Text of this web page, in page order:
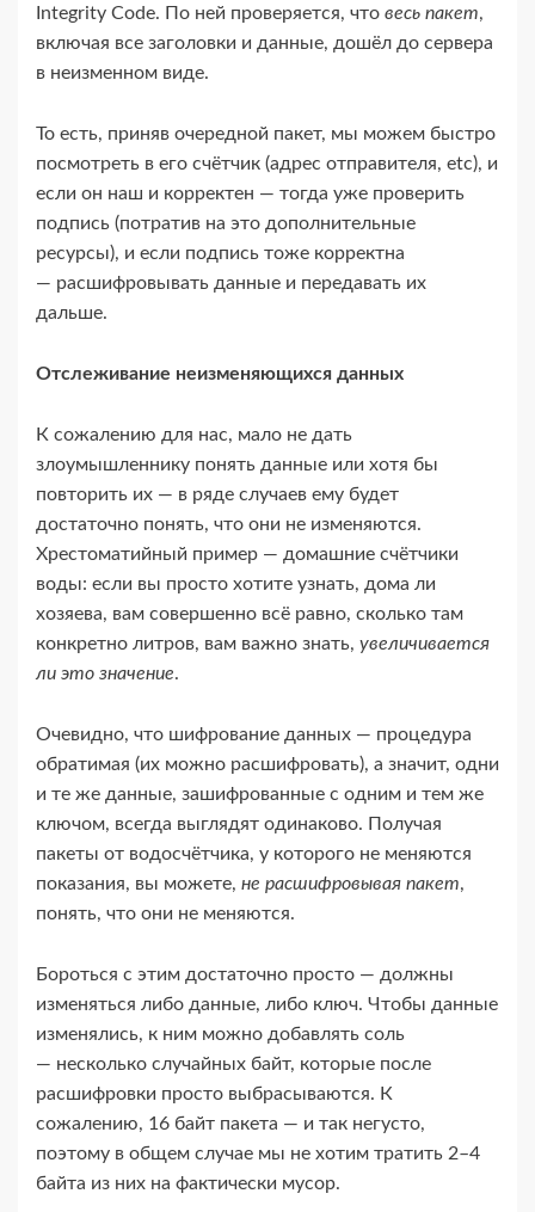
Integrity Code. По ней проверяется, что весь пакет,
включая все заголовки и данные, дошёл до сервера
в неизменном виде.
То есть, приняв очередной пакет, мы можем быстро
посмотреть в его счётчик (адрес отправителя, etc), и
если он наш и корректен — тогда уже проверить
подпись (потратив на это дополнительные
ресурсы), и если подпись тоже корректна
— расшифровывать данные и передавать их
дальше.
Отслеживание неизменяющихся данных
К сожалению для нас, мало не дать
злоумышленнику понять данные или хотя бы
повторить их — в ряде случаев ему будет
достаточно понять, что они не изменяются.
Хрестоматийный пример — домашние счётчики
воды: если вы просто хотите узнать, дома ли
хозяева, вам совершенно всё равно, сколько там
конкретно литров, вам важно знать, увеличивается
ли это значение.
Очевидно, что шифрование данных — процедура
обратимая (их можно расшифровать), а значит, одни
и те же данные, зашифрованные с одним и тем же
ключом, всегда выглядят одинаково. Получая
пакеты от водосчётчика, у которого не меняются
показания, вы можете, не расшифровывая пакет,
понять, что они не меняются.
Бороться с этим достаточно просто — должны
изменяться либо данные, либо ключ. Чтобы данные
изменялись, к ним можно добавлять соль
— несколько случайных байт, которые после
расшифровки просто выбрасываются. К
сожалению, 16 байт пакета — и так негусто,
поэтому в общем случае мы не хотим тратить 2–4
байта из них на фактически мусор.